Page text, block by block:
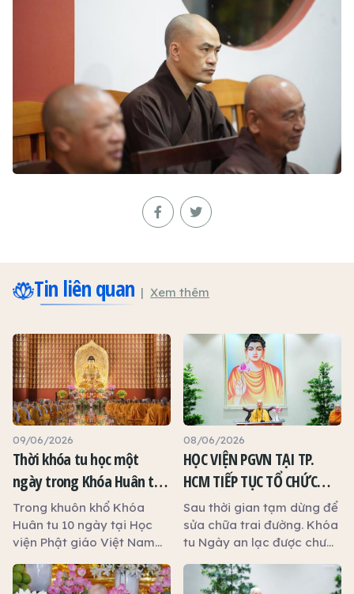
Tin liên quan Xem thêm
09/06/2026
Thời khóa tu học một
ngày trong Khóa Huân tu
10 ngày tại Học viện Phật
giáo Việt Nam TP.HCM
Trong khuôn khổ Khóa
Huân tu 10 ngày tại Học
viện Phật giáo Việt Nam
Lợi), diễn ra từ ngày 02 -
08/06/2026
HỌC VIỆN PGVN TẠI TP.
HCM TIẾP TỤC TỔ CHỨC
KHÓA TU NGÀY AN LẠC
Sau thời gian tạm dừng để
sửa chữa trai đường. Khóa
tu Ngày an lạc được chư
điều hành, tiếp tục mở